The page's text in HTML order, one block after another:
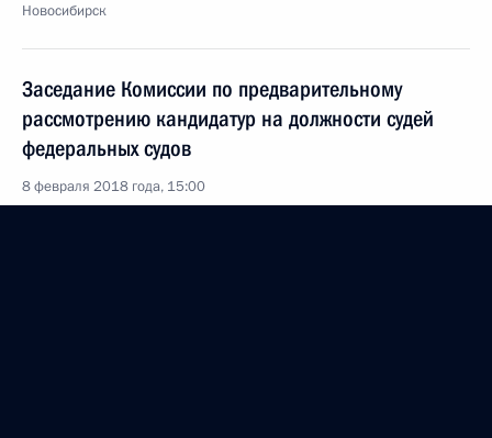
Новосибирск
Заседание Комиссии по предварительному
рассмотрению кандидатур на должности судей
федеральных судов
8 февраля 2018 года, 15:00